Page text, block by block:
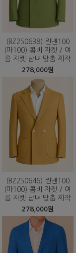
(BZ250638) 린넨100
(마100) 콤비 자켓 / 여
름 자켓 남녀 맞춤 제작
278,000원
(BZ250646) 린넨100
(마100) 콤비 자켓 / 여
름 자켓 남녀 맞춤 제작
278,000원